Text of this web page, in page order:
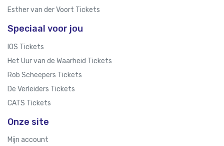
Esther van der Voort Tickets
Speciaal voor jou
IOS Tickets
Het Uur van de Waarheid Tickets
Rob Scheepers Tickets
De Verleiders Tickets
CATS Tickets
Onze site
Mijn account